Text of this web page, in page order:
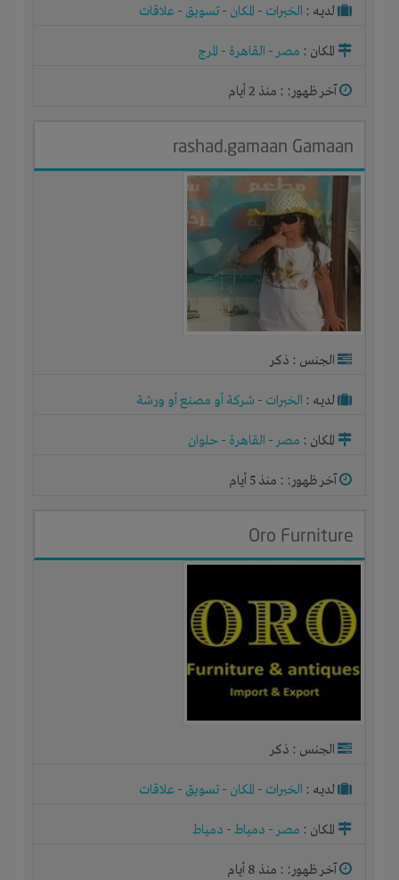
لديـه : الخبرات - المكان - تسويق - علاقات
المكان : مصر- القاهرة - المرج
آخر ظهور: : منذ 2 أيام
rashad.gamaan Gamaan
الجنس : ذكر
لديـه : الخبرات - شركة أو مصنع أو ورشة
المكان : مصر- القاهرة - حلوان
آخر ظهور: : منذ 5 أيام
Oro Furniture
الجنس : ذكر
لديـه : الخبرات - المكان - تسويق - علاقات
المكان : مصر- دمياط- دمياط
آخر ظهور: : منذ 8 أيام